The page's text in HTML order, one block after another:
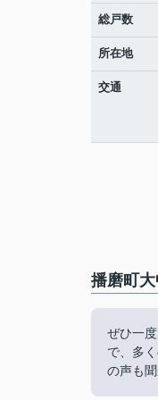
総戸数
所在地
交通
播磨町
ぜひ一
で、多
の声も聞